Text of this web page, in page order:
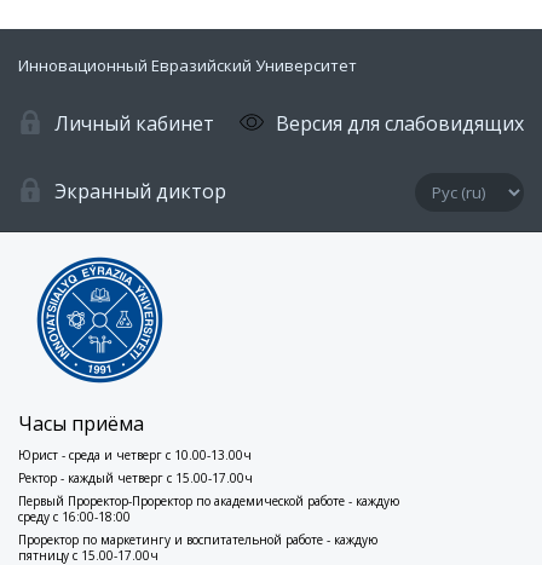
Инновационный Евразийский Университет
Личный кабинет Версия для слабовидящих
Экранный диктор
Часы приёма
Юрист - среда и четверг с 10.00-13.00ч
Ректор - каждый четверг с 15.00-17.00ч
Первый Проректор-Проректор по академической работе - каждую
среду с 16:00-18:00
Проректор по маркетингу и воспитательной работе - каждую
пятницу с 15.00-17.00ч